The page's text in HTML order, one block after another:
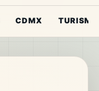
CDMX TURISMO